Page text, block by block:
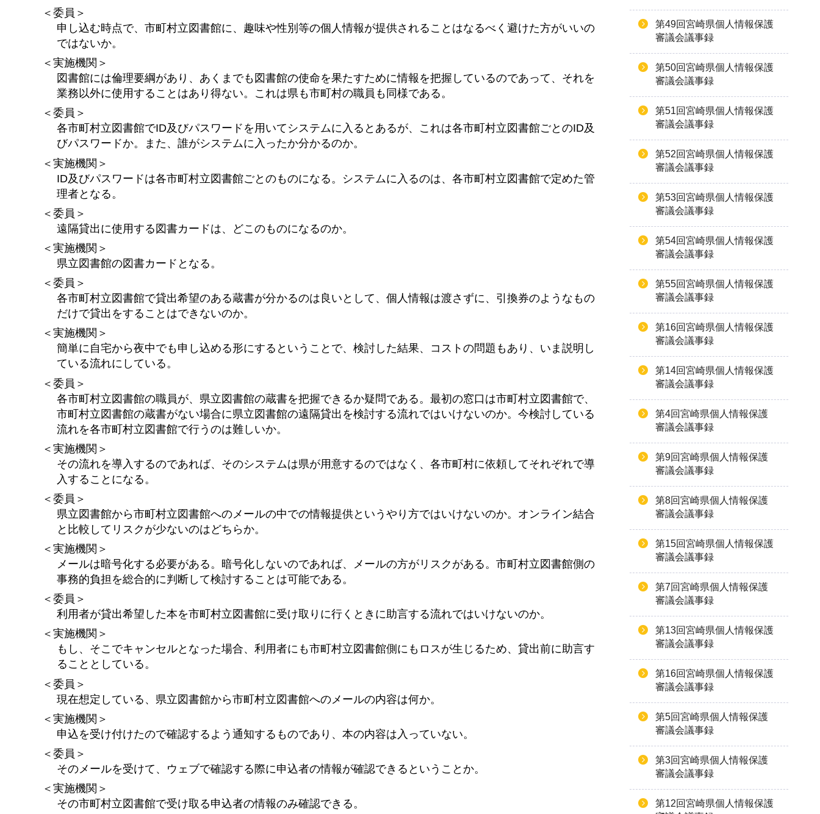
＜委員＞
申し込む時点で、市町村立図書館に、趣味や性別等の個人情報が提供されることはなるべく避けた方がいいの
ではないか。
＜実施機関＞
図書館には倫理要綱があり、あくまでも図書館の使命を果たすために情報を把握しているのであって、それを
業務以外に使用することはあり得ない。これは県も市町村の職員も同様である。
＜委員＞
各市町村立図書館でID及びパスワードを用いてシステムに入るとあるが、これは各市町村立図書館ごとのID及
びパスワードか。また、誰がシステムに入ったか分かるのか。
＜実施機関＞
ID及びパスワードは各市町村立図書館ごとのものになる。システムに入るのは、各市町村立図書館で定めた管
理者となる。
＜委員＞
遠隔貸出に使用する図書カードは、どこのものになるのか。
＜実施機関＞
県立図書館の図書カードとなる。
＜委員＞
各市町村立図書館で貸出希望のある蔵書が分かるのは良いとして、個人情報は渡さずに、引換券のようなもの
だけで貸出をすることはできないのか。
＜実施機関＞
簡単に自宅から夜中でも申し込める形にするということで、検討した結果、コストの問題もあり、いま説明し
ている流れにしている。
＜委員＞
各市町村立図書館の職員が、県立図書館の蔵書を把握できるか疑問である。最初の窓口は市町村立図書館で、
市町村立図書館の蔵書がない場合に県立図書館の遠隔貸出を検討する流れではいけないのか。今検討している
流れを各市町村立図書館で行うのは難しいか。
＜実施機関＞
その流れを導入するのであれば、そのシステムは県が用意するのではなく、各市町村に依頼してそれぞれで導
入することになる。
＜委員＞
県立図書館から市町村立図書館へのメールの中での情報提供というやり方ではいけないのか。オンライン結合
と比較してリスクが少ないのはどちらか。
＜実施機関＞
メールは暗号化する必要がある。暗号化しないのであれば、メールの方がリスクがある。市町村立図書館側の
事務的負担を総合的に判断して検討することは可能である。
＜委員＞
利用者が貸出希望した本を市町村立図書館に受け取りに行くときに助言する流れではいけないのか。
＜実施機関＞
もし、そこでキャンセルとなった場合、利用者にも市町村立図書館側にもロスが生じるため、貸出前に助言す
ることとしている。
＜委員＞
現在想定している、県立図書館から市町村立図書館へのメールの内容は何か。
＜実施機関＞
申込を受け付けたので確認するよう通知するものであり、本の内容は入っていない。
＜委員＞
そのメールを受けて、ウェブで確認する際に申込者の情報が確認できるということか。
＜実施機関＞
その市町村立図書館で受け取る申込者の情報のみ確認できる。
第49回宮崎県個人情報保護
審議会議事録
第50回宮崎県個人情報保護
審議会議事録
第51回宮崎県個人情報保護
審議会議事録
第52回宮崎県個人情報保護
審議会議事録
第53回宮崎県個人情報保護
審議会議事録
第54回宮崎県個人情報保護
審議会議事録
第55回宮崎県個人情報保護
審議会議事録
第16回宮崎県個人情報保護
審議会議事録
第14回宮崎県個人情報保護
審議会議事録
第4回宮崎県個人情報保護
審議会議事録
第9回宮崎県個人情報保護
審議会議事録
第8回宮崎県個人情報保護
審議会議事録
第15回宮崎県個人情報保護
審議会議事録
第7回宮崎県個人情報保護
審議会議事録
第13回宮崎県個人情報保護
審議会議事録
第16回宮崎県個人情報保護
審議会議事録
第5回宮崎県個人情報保護
審議会議事録
第3回宮崎県個人情報保護
審議会議事録
第12回宮崎県個人情報保護